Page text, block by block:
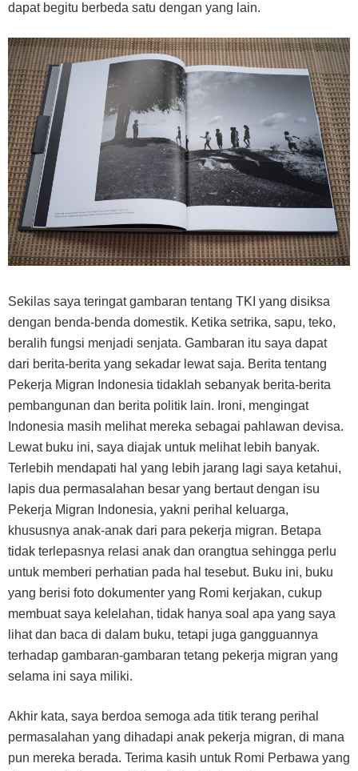
dapat begitu berbeda satu dengan yang lain.
Sekilas saya teringat gambaran tentang TKI yang disiksa
dengan benda-benda domestik. Ketika setrika, sapu, teko,
beralih fungsi menjadi senjata. Gambaran itu saya dapat
dari berita-berita yang sekadar lewat saja. Berita tentang
Pekerja Migran Indonesia tidaklah sebanyak berita-berita
pembangunan dan berita politik lain. Ironi, mengingat
Indonesia masih melihat mereka sebagai pahlawan devisa.
Lewat buku ini, saya diajak untuk melihat lebih banyak.
Terlebih mendapati hal yang lebih jarang lagi saya ketahui,
lapis dua permasalahan besar yang bertaut dengan isu
Pekerja Migran Indonesia, yakni perihal keluarga,
khususnya anak-anak dari para pekerja migran. Betapa
tidak terlepasnya relasi anak dan orangtua sehingga perlu
untuk memberi perhatian pada hal tesebut. Buku ini, buku
yang berisi foto dokumenter yang Romi kerjakan, cukup
membuat saya kelelahan, tidak hanya soal apa yang saya
lihat dan baca di dalam buku, tetapi juga gangguannya
terhadap gambaran-gambaran tetang pekerja migran yang
selama ini saya miliki.
Akhir kata, saya berdoa semoga ada titik terang perihal
permasalahan yang dihadapi anak pekerja migran, di mana
pun mereka berada. Terima kasih untuk Romi Perbawa yang